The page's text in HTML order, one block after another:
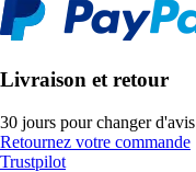
Livraison et retour
30 jours pour changer d'avis
Retournez votre commande
Trustpilot